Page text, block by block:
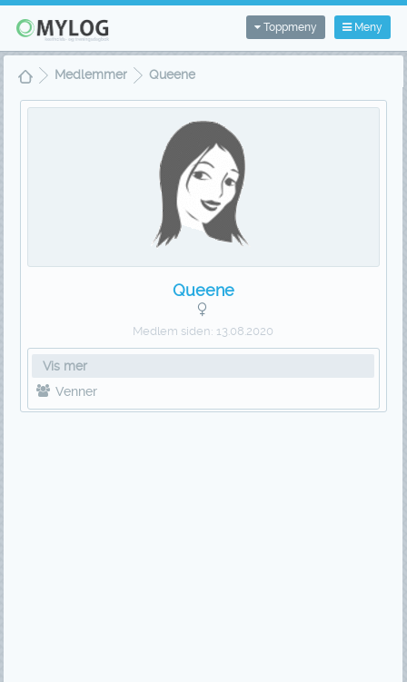
Meny
Toppmeny
Medlemmer Queene
Queene
Medlem siden: 13.08.2020
Vis mer
Venner